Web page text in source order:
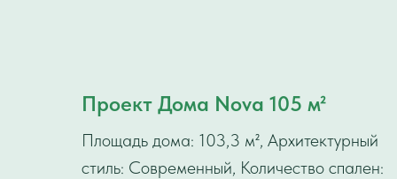
Проект Дома Nova 105 м²
Площадь дома: 103,3 м², Архитектурный
стиль: Современный, Количество спален: